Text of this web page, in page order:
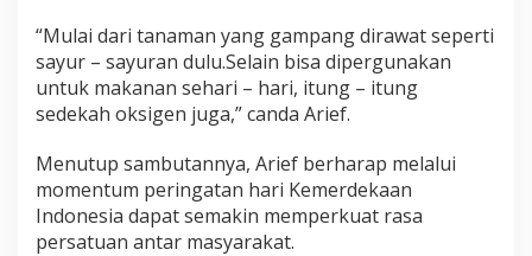
“Mulai dari tanaman yang gampang dirawat seperti
sayur – sayuran dulu.Selain bisa dipergunakan
untuk makanan sehari – hari, itung – itung
sedekah oksigen juga,” canda Arief.
Menutup sambutannya, Arief berharap melalui
momentum peringatan hari Kemerdekaan
Indonesia dapat semakin memperkuat rasa
persatuan antar masyarakat.